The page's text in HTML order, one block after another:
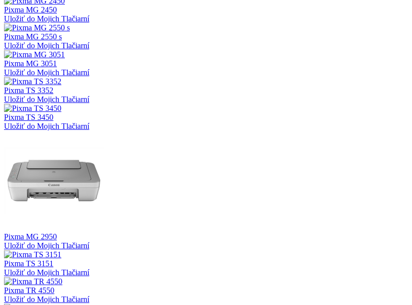
Pixma MG 2450
Uložiť do Mojich Tlačiarní
Pixma MG 2550 s
Uložiť do Mojich Tlačiarní
Pixma MG 3051
Uložiť do Mojich Tlačiarní
Pixma TS 3352
Uložiť do Mojich Tlačiarní
Pixma TS 3450
Uložiť do Mojich Tlačiarní
Pixma MG 2950
Uložiť do Mojich Tlačiarní
Pixma TS 3151
Uložiť do Mojich Tlačiarní
Pixma TR 4550
Uložiť do Mojich Tlačiarní